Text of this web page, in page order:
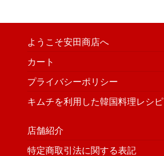
ようこそ安田商店へ
カート
プライバシーポリシー
キムチを利用した韓国料理レシピ
店舗紹介
特定商取引法に関する表記